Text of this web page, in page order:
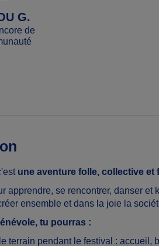
G.
de
une aventure folle, collective et
apprendre, se rencontrer, danser et
ensemble et dans la joie la
tu pourras :
terrain pendant le festival : accueil,